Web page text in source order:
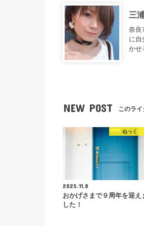
三
奈良
に自
かせ
NEW POST このラ
ぬっく
2025.11.8
おかげさまで９周年を迎え
した！